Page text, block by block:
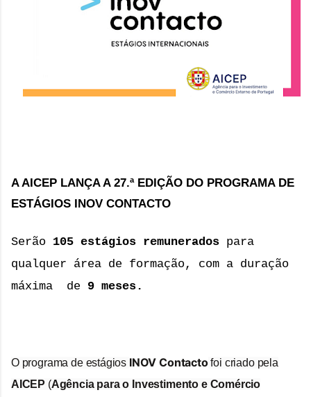
A AICEP LANÇA A 27.ª EDIÇÃO DO PROGRAMA DE
ESTÁGIOS INOV CONTACTO
Serão 105 estágios remunerados para
qualquer área de formação, com a duração
máxima de 9 meses.
O programa de estágios INOV Contactofoi criado pela
AICEP (Agência para o Investimento e Comércio